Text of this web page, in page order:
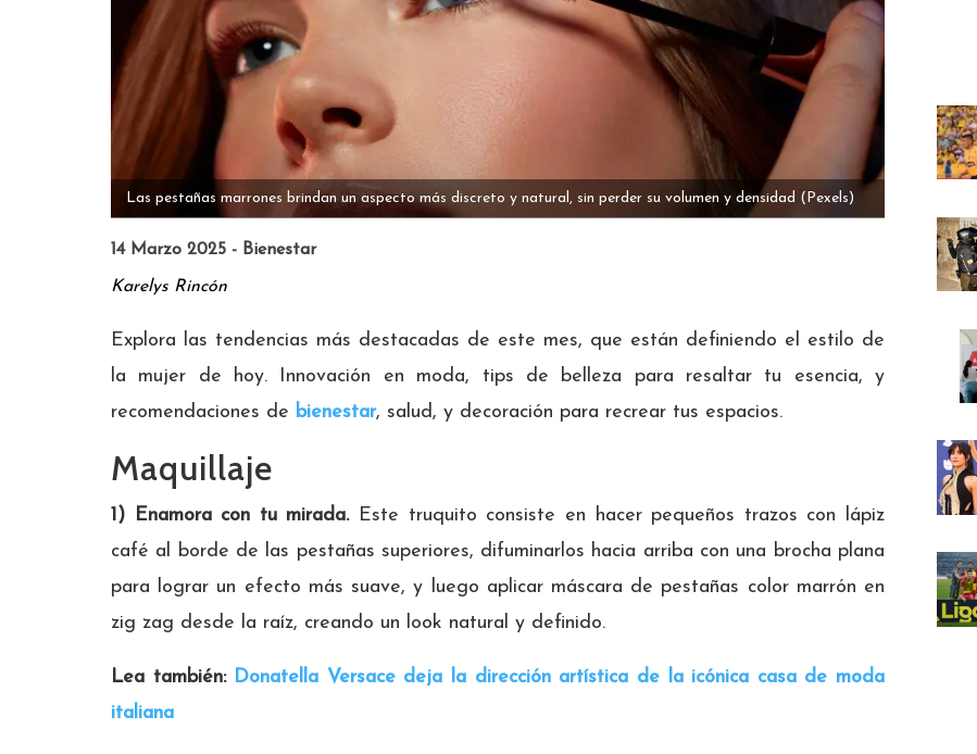
Las pestañas marrones brindan un aspecto más discreto y natural, sin perder su volumen y densidad (Pexels)
14 Marzo 2025 - Bienestar
Karelys Rincón
Explora las tendencias más destacadas de este mes, que están definiendo el estilo de
la mujer de hoy. Innovación en moda, tips de belleza para resaltar tu esencia, y
recomendaciones de bienestar, salud, y decoración para recrear tus espacios.
Maquillaje
1) Enamora con tu mirada.Este truquito consiste en hacer pequeños trazos con lápiz
café al borde de las pestañas superiores, difuminarlos hacia arriba con una brocha plana
para lograr un efecto más suave, y luego aplicar máscara de pestañas color marrón en
zig zag desde la raíz, creando un look natural y definido.
Lea también: Donatella Versace deja la dirección artística de la icónica casa de moda
italiana